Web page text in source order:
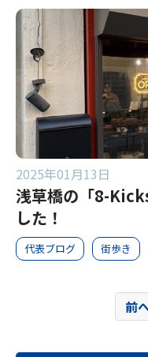
2025年01月13日
浅草橋の「8-
した！
代表ブログ 街歩き
前